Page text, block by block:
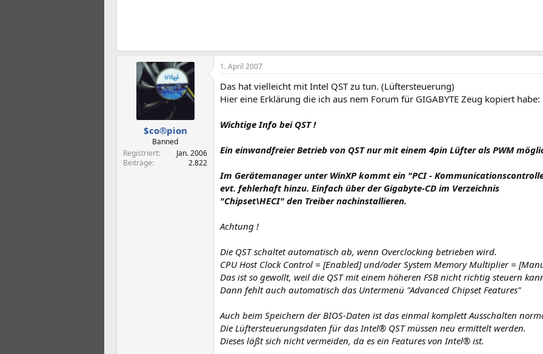
$co®pion
Banned
Registriert
Jan. 2006
Beiträge
2.822
1. April 2007
Das hat vielleicht mit Intel QST zu tun. (Lüftersteuerung)
Hier eine Erklärung die ich aus nem Forum für GIGABYTE Zeug kopiert habe:
Wichtige Info bei QST !
Ein einwandfreier Betrieb von QST nur mit einem 4pin Lüfter als PWM
Im Gerätemanager unter WinXP kommt ein "PCI -
evt. fehlerhaft hinzu. Einfach über der Gigabyte-CD im Verzeichnis
"Chipset\HECI" den Treiber nachinstallieren.
Achtung !
Die QST schaltet automatisch ab, wenn Overclocking betrieben wird.
CPU Host Clock Control = [Enabled] und/oder System Memory Multiplier =
Das ist so gewollt, weil die QST mit einem höheren FSB nicht richtig steuern
Dann fehlt auch automatisch das Untermenü "Advanced Chipset Features"
Auch beim Speichern der BIOS-Daten ist das einmal komplett Ausschalten
Die Lüftersteuerungsdaten für das Intel® QST müssen neu ermittelt werden.
Dieses läßt sich nicht vermeiden, da es ein Features von Intel® ist.